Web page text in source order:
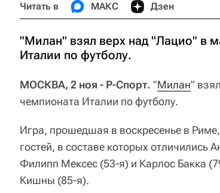
Читать в МАКС Дзен
"Милан" взял верх над "Лацио" в
Италии по футболу.
МОСКВА, 2 ноя - Р-Спорт. "Милан"
чемпионата Италии по футболу.
Игра, прошедшая в воскресенье в
гостей, в составе которых отличились
Филипп Мексес (53-я) и Карлос Бакка
Кишны (85-я).